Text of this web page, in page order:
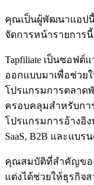
คุณเป็นผู้พัฒนาแอป
จัดการหน้ารายการนี้
Tapfiliate เป็นซอฟ
ออกแบบมาเพื่อช่วย
โปรแกรมการตลาด
ครอบคลุมสำหรับกา
โปรแกรมการอ้างอิ
SaaS, B2B และแบร
คุณสมบัติที่สำคัญของ
แต่งได้ช่วยให้ธุรกิจ